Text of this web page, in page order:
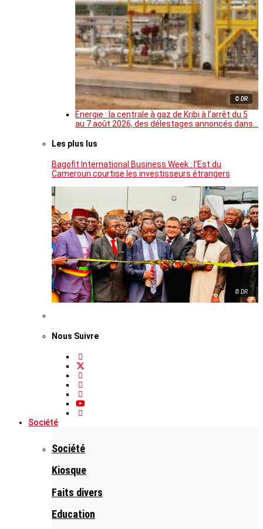
© DR
Énergie : la centrale à gaz de Kribi à l’arrêt du 5
au 7 août 2026, des délestages annoncés dans…
Les plus lus
Bagofit International Business Week : l’Est du
Cameroun courtise les investisseurs étrangers
© DR
Nous Suivre
Société
Société
Kiosque
Faits divers
Education